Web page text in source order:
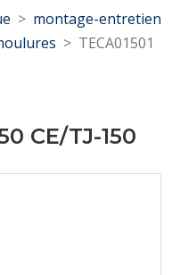
montage-entretien
TECA01501
CE/TJ-150